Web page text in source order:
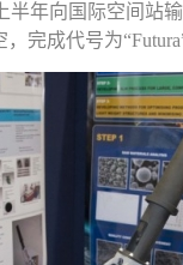
半年向国际空间站
，完成代号为